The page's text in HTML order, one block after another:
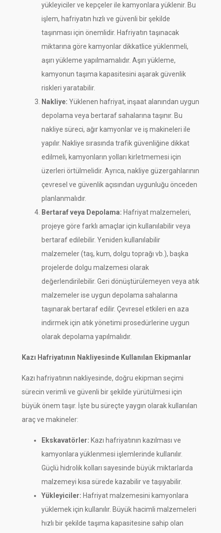
yükleyiciler ve kepçeler ile kamyonlara yüklenir. Bu
işlem, hafriyatın hızlı ve güvenli bir şekilde
taşınması için önemlidir. Hafriyatın taşınacak
miktarına göre kamyonlar dikkatlice yüklenmeli,
aşırı yükleme yapılmamalıdır. Aşırı yükleme,
kamyonun taşıma kapasitesini aşarak güvenlik
riskleri yaratabilir.
Nakliye: Yüklenen hafriyat, inşaat alanından uygun
depolama veya bertaraf sahalarına taşınır. Bu
nakliye süreci, ağır kamyonlar ve iş makineleri ile
yapılır. Nakliye sırasında trafik güvenliğine dikkat
edilmeli, kamyonların yolları kirletmemesi için
üzerleri örtülmelidir. Ayrıca, nakliye güzergahlarının
çevresel ve güvenlik açısından uygunluğu önceden
planlanmalıdır.
Bertaraf veya Depolama: Hafriyat malzemeleri,
projeye göre farklı amaçlar için kullanılabilir veya
bertaraf edilebilir. Yeniden kullanılabilir
malzemeler (taş, kum, dolgu toprağı vb.), başka
projelerde dolgu malzemesi olarak
değerlendirilebilir. Geri dönüştürülemeyen veya atık
malzemeler ise uygun depolama sahalarına
taşınarak bertaraf edilir. Çevresel etkileri en aza
indirmek için atık yönetimi prosedürlerine uygun
olarak depolama yapılmalıdır.
Kazı Hafriyatının Nakliyesinde Kullanılan Ekipmanlar
Kazı hafriyatının nakliyesinde, doğru ekipman seçimi
sürecin verimli ve güvenli bir şekilde yürütülmesi için
büyük önem taşır. İşte bu süreçte yaygın olarak kullanılan
araç ve makineler:
Ekskavatörler: Kazı hafriyatının kazılması ve
kamyonlara yüklenmesi işlemlerinde kullanılır.
Güçlü hidrolik kolları sayesinde büyük miktarlarda
malzemeyi kısa sürede kazabilir ve taşıyabilir.
Yükleyiciler: Hafriyat malzemesini kamyonlara
yüklemek için kullanılır. Büyük hacimli malzemeleri
hızlı bir şekilde taşıma kapasitesine sahip olan